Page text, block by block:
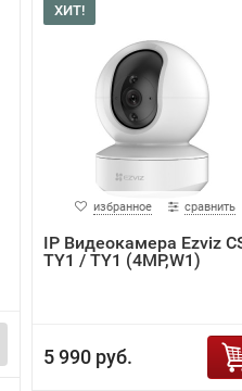
ХИТ!
избранное сравнить
IP Видеокамера Ezviz
TY1 / TY1 (4MP,W1)
5 990 руб.